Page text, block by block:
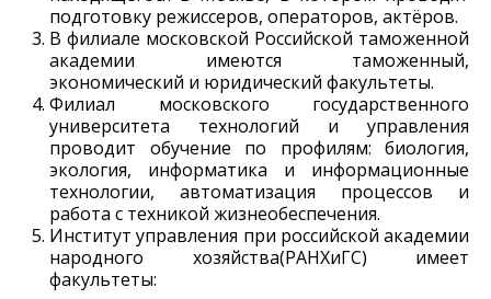
подготовку режиссеров, операторов, актёров.
В филиале московской Российской таможенной
академии имеются таможенный,
экономический и юридический факультеты.
Филиал московского государственного
университета технологий и управления
проводит обучение по профилям: биология,
экология, информатика и информационные
технологии, автоматизация процессов и
работа с техникой жизнеобеспечения.
Институт управления при российской академии
народного хозяйства(РАНХиГС) имеет
факультеты: